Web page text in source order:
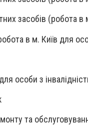
засобів (робота
в м. Київ для
особи з
та